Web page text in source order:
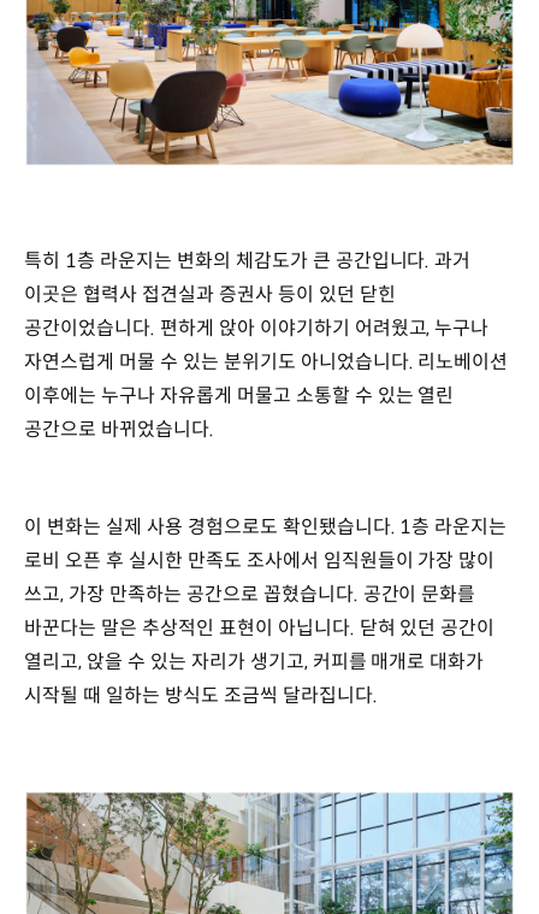
특히 1층 라운지는 변화의 체감도가 큰 공간입니다. 과거
이곳은 협력사 접견실과 증권사 등이 있던 닫힌
공간이었습니다. 편하게 앉아 이야기하기 어려웠고, 누구나
자연스럽게 머물 수 있는 분위기도 아니었습니다. 리노베이션
이후에는 누구나 자유롭게 머물고 소통할 수 있는 열린
공간으로 바뀌었습니다.
이 변화는 실제 사용 경험으로도 확인됐습니다. 1층 라운지는
로비 오픈 후 실시한 만족도 조사에서 임직원들이 가장 많이
쓰고, 가장 만족하는 공간으로 꼽혔습니다. 공간이 문화를
바꾼다는 말은 추상적인 표현이 아닙니다. 닫혀 있던 공간이
열리고, 앉을 수 있는 자리가 생기고, 커피를 매개로 대화가
시작될 때 일하는 방식도 조금씩 달라집니다.